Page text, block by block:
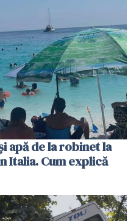
apă de la robinet la
Italia. Cum explică